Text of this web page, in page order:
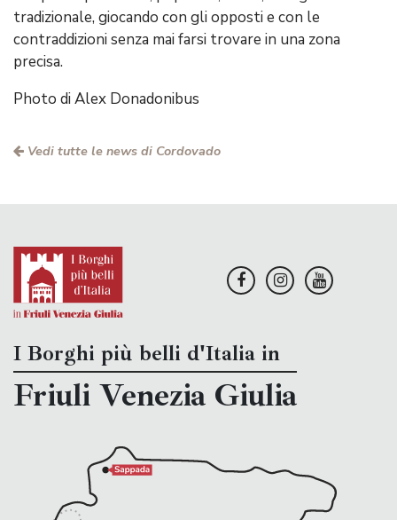
tradizionale, giocando con gli opposti e con le
contraddizioni senza mai farsi trovare in una zona
precisa.
Photo di Alex Donadonibus
Vedi tutte le news di Cordovado
I Borghi più belli d'Italia in
Friuli Venezia Giulia